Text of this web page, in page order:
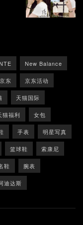
New Balance
京东 京东活动
天猫国际
猫福利 女包
手表 明星写真
篮球鞋 索康尼
鞋 腕表
迪达斯